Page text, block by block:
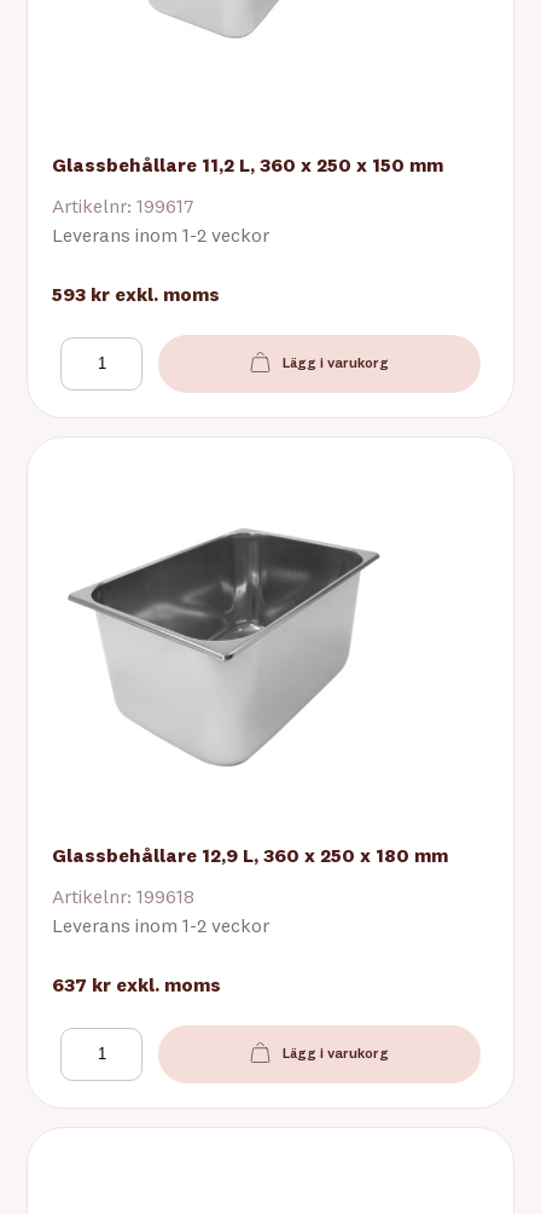
Glassbehållare 11,2 L, 360 x 250 x 150 mm
Artikelnr: 199617
Leverans inom 1-2 veckor
593 kr exkl. moms
Lägg i varukorg
Glassbehållare 12,9 L, 360 x 250 x 180 mm
Artikelnr: 199618
Leverans inom 1-2 veckor
637 kr exkl. moms
Lägg i varukorg